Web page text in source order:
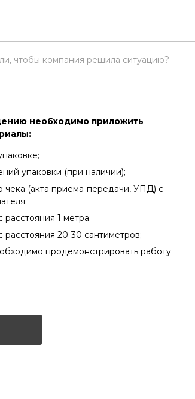
чтобы компания решила ситуацию?
необходимо приложить
упаковки (при наличии);
чека (акта приема-передачи, УПД) с
1 метра;
расстояния 20-30 сантиметров;
продемонстрировать работу